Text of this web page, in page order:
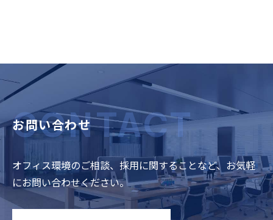
お問い合わせ
CONTACT
オフィス環境のご相談、採用に関することなど、お気軽
にお問い合わせください。